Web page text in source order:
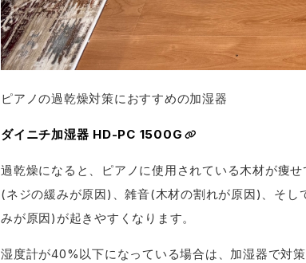
ピアノの過乾燥対策におすすめの加湿器
ダイニチ加湿器 HD-PC 1500G
過乾燥になると、ピアノに使用されている木材が痩
(ネジの緩みが原因)、雑音(木材の割れが原因)、そ
みが原因)が起きやすくなります。
湿度計が40%以下になっている場合は、加湿器で対策